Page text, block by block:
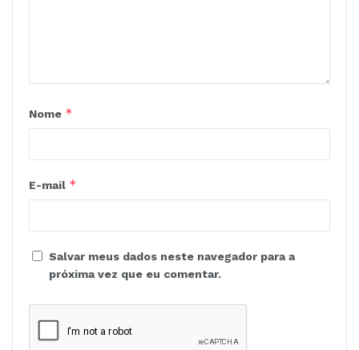
Nome *
E-mail *
Salvar meus dados neste navegador para a
próxima vez que eu comentar.